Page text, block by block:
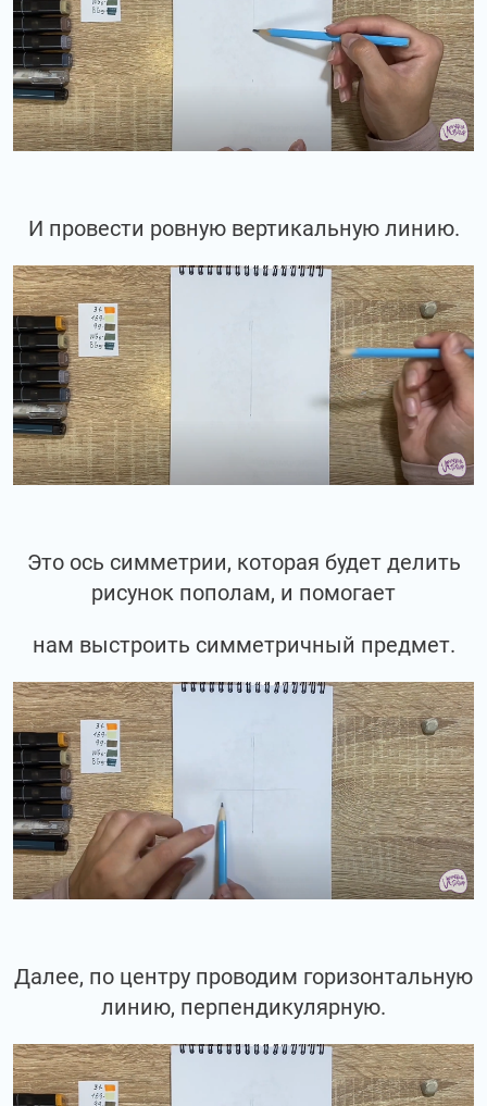
И провести ровную вертикальную линию.
Это ось симметрии, которая будет делить
рисунок пополам, и помогает
нам выстроить симметричный предмет.
Далее, по центру проводим горизонтальную
линию, перпендикулярную.